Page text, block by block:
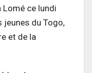
Lomé ce lundi
jeunes du Togo,
et de la